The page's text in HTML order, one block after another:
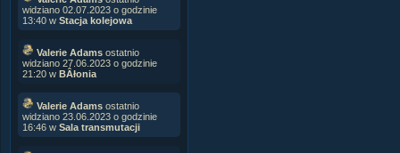
widziano 02.07.2023 o godzinie
13:40 w Stacja kolejowa
Valerie Adams ostatnio
widziano 27.06.2023 o godzinie
21:20 w BÂłonia
Valerie Adams ostatnio
widziano 23.06.2023 o godzinie
16:46 w Sala transmutacji